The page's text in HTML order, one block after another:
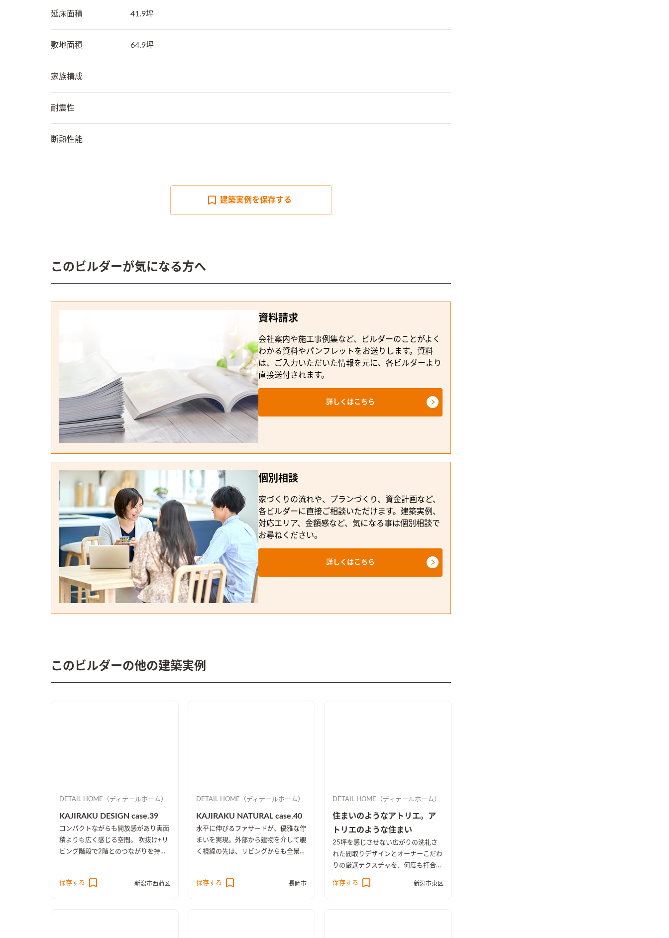
延床面積 41.9坪
敷地面積 64.9坪
家族構成
耐震性
断熱性能
建築実例を保存する
このビルダーが気になる方へ
資料請求
会社案内や施工事例集など、ビルダーのことがよく
わかる資料やパンフレットをお送りします。資料
は、ご入力いただいた情報を元に、各ビルダーより
直接送付されます。
詳しくはこちら
個別相談
家づくりの流れや、プランづくり、資金計画など、
各ビルダーに直接ご相談いただけます。建築実例、
対応エリア、金額感など、気になる事は個別相談で
お尋ねください。
詳しくはこちら
このビルダーの他の建築実例
DETAIL HOME（ディテールホーム）
KAJIRAKU DESIGN case.39
コンパクトながらも開放感があり実面
積よりも広く感じる空間。 吹抜け+リ
ビング階段で2階とのつながりを持た
より、1階・2階の一体感を演出しま
保存する 新潟市西蒲区
DETAIL HOME（ディテールホーム）
KAJIRAKU NATURAL case.40
水平に伸びるファサードが、優雅な佇
まいを実現。外部から建物を介して覗
く視線の先は、リビングからも全景を
た。
保存する 長岡市
DETAIL HOME（ディテールホーム）
住まいのようなアトリエ。ア
トリエのような住まい
25坪を感じさせない広がりの洗礼さ
れた間取りデザインとオーナーこだわ
りの厳選テクスチャを、何度も打合せ
調和した空間。きっと家から出たくな
保存する 新潟市東区